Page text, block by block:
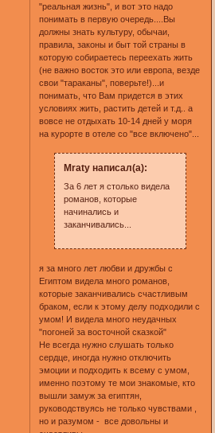
"реальная жизнь", и вот это надо
понимать в первую очередь....Вы
должны знать культуру, обычаи,
правила, законы и быт той страны в
которую собираетесь переехать жить
(не важно восток это или европа, везде
свои "тараканы", поверьте!)...и
понимать, что Вам придется в этих
условиях жить, растить детей и т.д.. а
вовсе не отдыхать 10-14 дней у моря
на курорте в отеле со "все включено"...
Mraty написал(а):
За 6 лет я столько видела
романов, которые
начинались и
заканчивались...
я за много лет любви и дружбы с
Египтом видела много романов,
которые заканчивались счастливым
браком, если к этому делу подходили с
умом! И видела много неудачных
"погоней за восточной сказкой"
Не всегда нужно слушать только
сердце, иногда нужно отключить
эмоции и подходить к всему с умом,
именно поэтому те мои знакомые, кто
вышли замуж за египтян,
руководствуясь не только чувствами ,
но и разумом - все довольны и